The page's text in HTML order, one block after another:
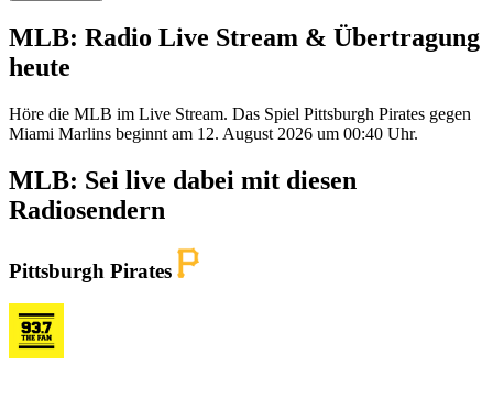
MLB: Radio Live Stream & Übertragung
heute
Höre die MLB im Live Stream. Das Spiel Pittsburgh Pirates gegen
Miami Marlins beginnt am 12. August 2026 um 00:40 Uhr.
MLB: Sei live dabei mit diesen
Radiosendern
Pittsburgh Pirates